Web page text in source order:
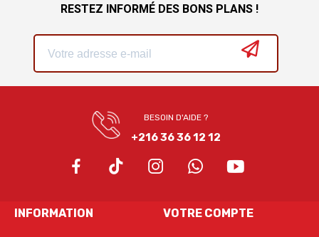
RESTEZ INFORMÉ DES BONS PLANS !
BESOIN D'AIDE ?
+216 36 36 12 12
INFORMATION VOTRE COMPTE